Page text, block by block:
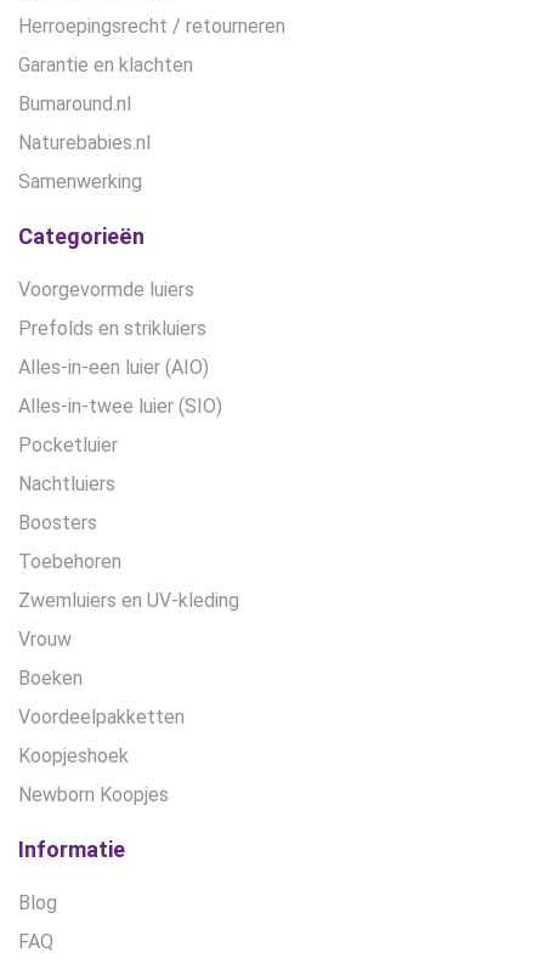
Herroepingsrecht / retourneren
Garantie en klachten
Bumaround.nl
Naturebabies.nl
Samenwerking
Categorieën
Voorgevormde luiers
Prefolds en strikluiers
Alles-in-een luier (AIO)
Alles-in-twee luier (SIO)
Pocketluier
Nachtluiers
Boosters
Toebehoren
Zwemluiers en UV-kleding
Vrouw
Boeken
Voordeelpakketten
Koopjeshoek
Newborn Koopjes
Informatie
Blog
FAQ